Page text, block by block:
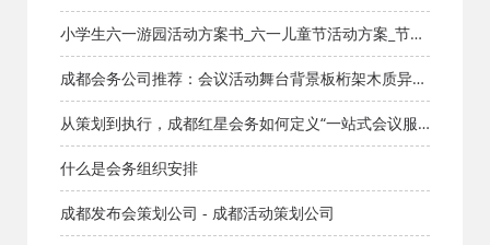
小学生六一游园活动方案书_六一儿童节活动方案_节日
方案_成都活动公司网-策划网,方案网,网站策划,网站计
划,策划的爱
成都会务公司推荐：会议活动舞台背景板桁架木质异形
造、布置搭建装潢
从策划到执行，成都红星会务如何定义“一站式会议服
务”新标准
什么是会务组织安排
成都发布会策划公司 - 成都活动策划公司